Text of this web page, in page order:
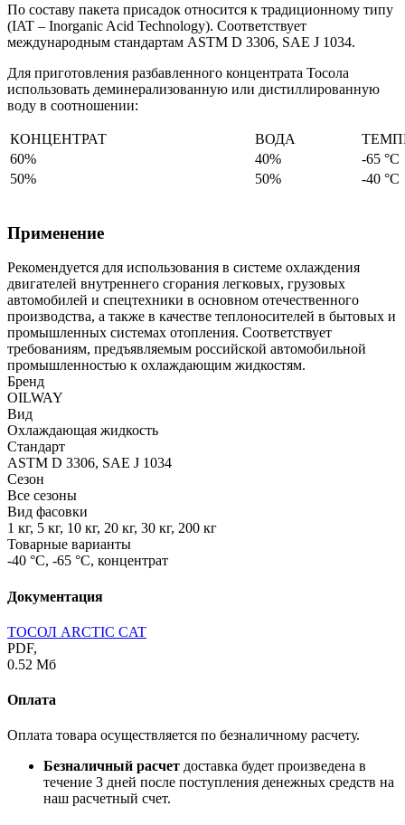
По составу пакета присадок относится к традиционному типу
(IAT – Inorganic Acid Technology). Соответствует
международным стандартам ASTM D 3306, SAE J 1034.
Для приготовления разбавленного концентрата Тосола
использовать деминерализованную или дистиллированную
воду в соотношении:
КОНЦЕНТРАТ ВОДА
60%
40%
-65 °С
50%
50% -40 °С
Применение
Рекомендуется для использования в системе охлаждения
двигателей внутреннего сгорания легковых, грузовых
автомобилей и спецтехники в основном отечественного
производства, а также в качестве теплоносителей в бытовых и
промышленных системах отопления. Соответствует
требованиям, предъявляемым российской автомобильной
промышленностью к охлаждающим жидкостям.
Бренд
OILWAY
Вид
Охлаждающая жидкость
Стандарт
ASTM D 3306, SAE J 1034
Сезон
Все сезоны
Вид фасовки
1 кг, 5 кг, 10 кг, 20 кг, 30 кг, 200 кг
Товарные варианты
-40 °С, -65 °С, концентрат
Документация
ТОСОЛ ARCTIC CAT
PDF,
0.52 Мб
Оплата
Оплата товара осуществляется по безналичному расчету.
Безналичный расчет доставка будет произведена в
течение 3 дней после поступления денежных средств на
наш расчетный счет.